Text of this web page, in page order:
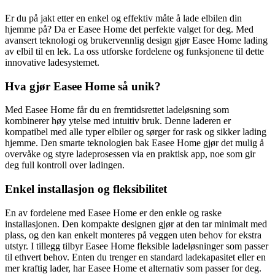
Er du på jakt etter en enkel og effektiv måte å lade elbilen din
hjemme på? Da er Easee Home det perfekte valget for deg. Med
avansert teknologi og brukervennlig design gjør Easee Home lading
av elbil til en lek. La oss utforske fordelene og funksjonene til dette
innovative ladesystemet.
Hva gjør Easee Home så unik?
Med Easee Home får du en fremtidsrettet ladeløsning som
kombinerer høy ytelse med intuitiv bruk. Denne laderen er
kompatibel med alle typer elbiler og sørger for rask og sikker lading
hjemme. Den smarte teknologien bak Easee Home gjør det mulig å
overvåke og styre ladeprosessen via en praktisk app, noe som gir
deg full kontroll over ladingen.
Enkel installasjon og fleksibilitet
En av fordelene med Easee Home er den enkle og raske
installasjonen. Den kompakte designen gjør at den tar minimalt med
plass, og den kan enkelt monteres på veggen uten behov for ekstra
utstyr. I tillegg tilbyr Easee Home fleksible ladeløsninger som passer
til ethvert behov. Enten du trenger en standard ladekapasitet eller en
mer kraftig lader, har Easee Home et alternativ som passer for deg.